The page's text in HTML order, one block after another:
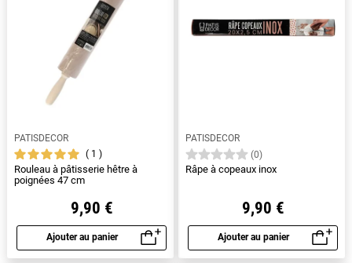
PATISDECOR
1
Rouleau à pâtisserie hêtre à
poignées 47 cm
9,90 €
Ajouter au panier
Aperçu rapide
PATISDECOR
(0)
Râpe à copeaux inox
9,90 €
Ajouter au panier
Aperçu rapide